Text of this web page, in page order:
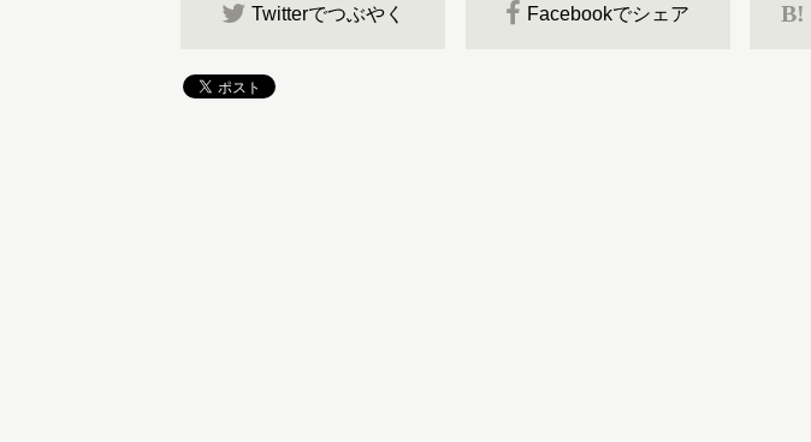
Twitterでつぶやく Facebookでシェア B!